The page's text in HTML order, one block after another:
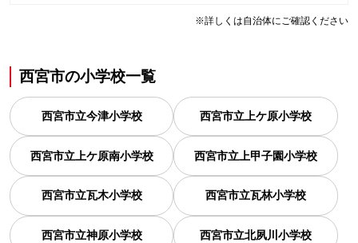
※詳しくは自治体にご確認ください
西宮市の小学校一覧
西宮市立今津小学校 西宮市立上ケ原小学校
西宮市立上ケ原南小学校 西宮市立上甲子園小学校
西宮市立瓦木小学校 西宮市立瓦林小学校
西宮市立神原小学校 西宮市立北夙川小学校